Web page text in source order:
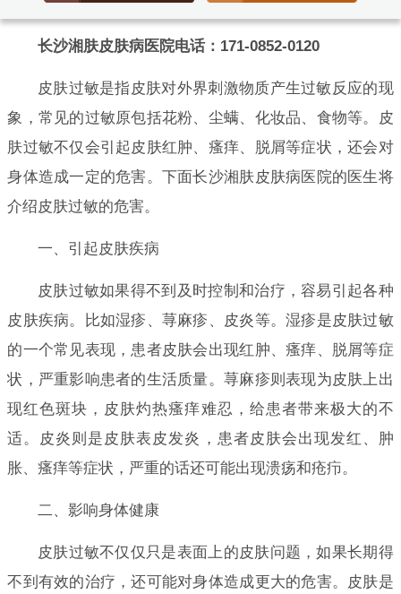
长沙湘肤皮肤病医院电话：171-0852-0120
皮肤过敏是指皮肤对外界刺激物质产生过敏反应的现
象，常见的过敏原包括花粉、尘螨、化妆品、食物等。皮
肤过敏不仅会引起皮肤红肿、瘙痒、脱屑等症状，还会对
身体造成一定的危害。下面长沙湘肤皮肤病医院的医生将
介绍皮肤过敏的危害。
一、引起皮肤疾病
皮肤过敏如果得不到及时控制和治疗，容易引起各种
皮肤疾病。比如湿疹、荨麻疹、皮炎等。湿疹是皮肤过敏
的一个常见表现，患者皮肤会出现红肿、瘙痒、脱屑等症
状，严重影响患者的生活质量。荨麻疹则表现为皮肤上出
现红色斑块，皮肤灼热瘙痒难忍，给患者带来极大的不
适。皮炎则是皮肤表皮发炎，患者皮肤会出现发红、肿
胀、瘙痒等症状，严重的话还可能出现溃疡和疮疖。
二、影响身体健康
皮肤过敏不仅仅只是表面上的皮肤问题，如果长期得
不到有效的治疗，还可能对身体造成更大的危害。皮肤是